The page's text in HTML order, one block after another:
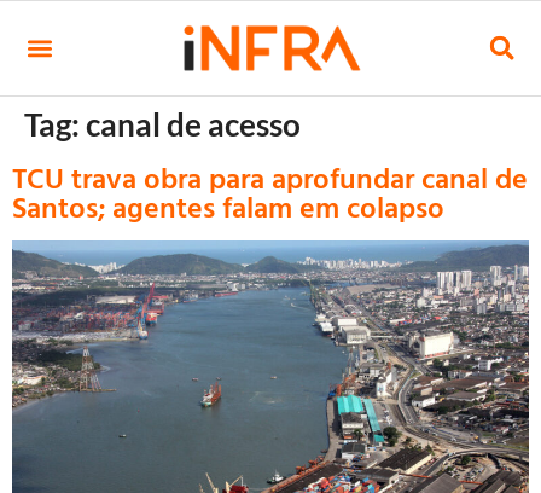
Tag:canal de acesso
TCU trava obra para aprofundar canal de
Santos; agentes falam em colapso